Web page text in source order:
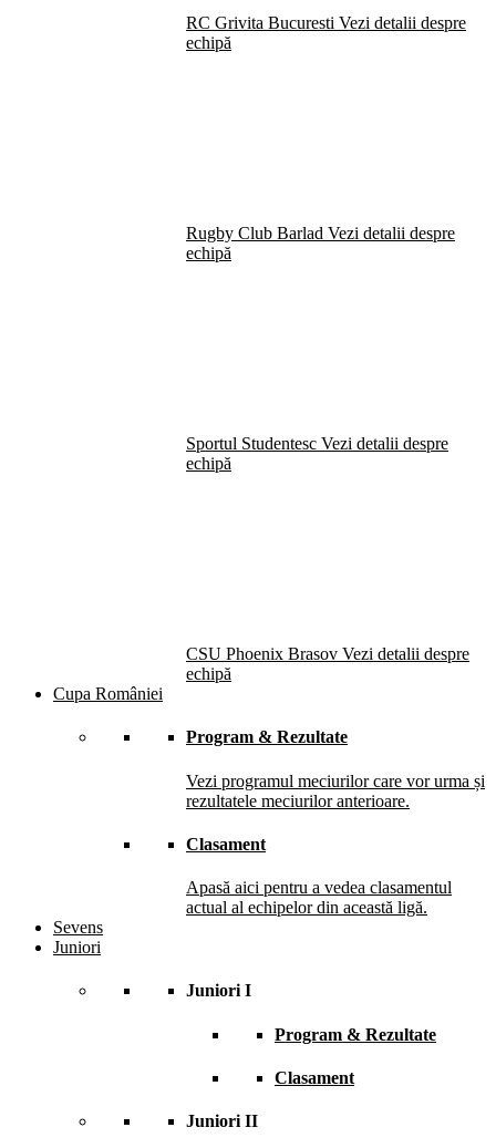
RC Grivita Bucuresti Vezi detalii despre
echipă
Rugby Club Barlad Vezi detalii despre
echipă
Sportul Studentesc Vezi detalii despre
echipă
CSU Phoenix Brasov Vezi detalii despre
echipă
Cupa României
Program & Rezultate
Vezi programul meciurilor care vor urma și
rezultatele meciurilor anterioare.
Clasament
Apasă aici pentru a vedea clasamentul
actual al echipelor din această ligă.
Sevens
Juniori
Juniori I
Program & Rezultate
Clasament
Juniori II